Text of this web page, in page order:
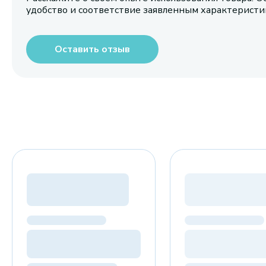
удобство и соответствие заявленным
Оставить отзыв